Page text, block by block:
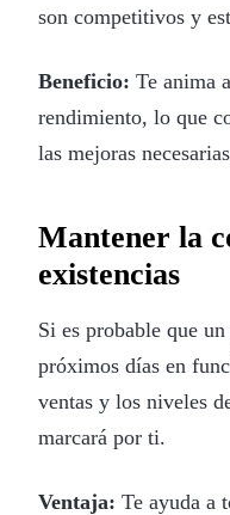
son competitivos y
Beneficio: Te anima
rendimiento, lo que
las mejoras
Mantener la
existencias
Si es probable que
próximos días en
ventas y los niveles
marcará por ti.
Ventaja: Te ayuda a